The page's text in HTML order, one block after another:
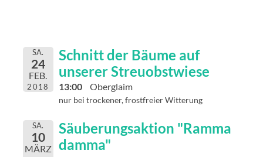
SA.
24
FEB.
2018
Schnitt der Bäume auf
unserer Streuobstwiese
13:00 Oberglaim
nur bei trockener, frostfreier Witterung
SA.
10
MÄRZ
Säuberungsaktion "Ramma
damma"